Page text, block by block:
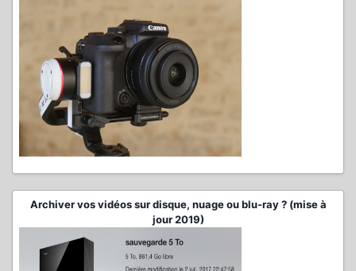
Archiver vos vidéos sur disque, nuage ou blu-ray ? (mise à
jour 2019)